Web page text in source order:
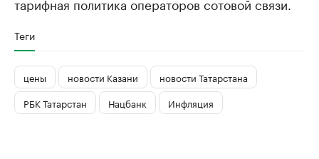
Теги
цены новости Казани
новости Татарстана
РБК Татарстан
Нацбанк Инфляция